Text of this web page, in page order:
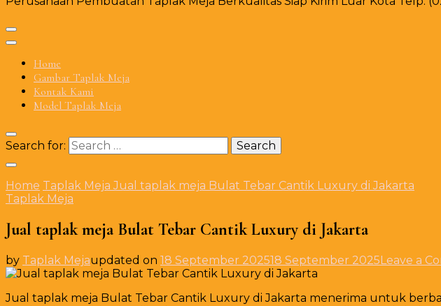
Home
Gambar Taplak Meja
Kontak Kami
Model Taplak Meja
Search for:
Home Taplak MejaJual taplak meja Bulat Tebar Cantik Luxury di Jakarta
Taplak Meja
Jual taplak meja Bulat Tebar Cantik Luxury di Jakarta
by Taplak Mejaupdated on 18 September 202518 September 2025Leave a
Jual taplak meja Bulat Tebar Cantik Luxury di Jakarta menerima untuk